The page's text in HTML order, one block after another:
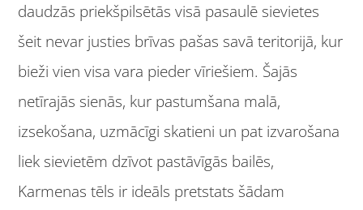
daudzās priekšpilsētās visā pasaulē sievietes
šeit nevar justies brīvas pašas savā teritorijā, kur
bieži vien visa vara pieder vīriešiem. Šajās
netīrajās sienās, kur pastumšana malā,
izsekošana, uzmācīgi skatieni un pat izvarošana
liek sievietēm dzīvot pastāvīgās bailēs,
Karmenas tēls ir ideāls pretstats šādam